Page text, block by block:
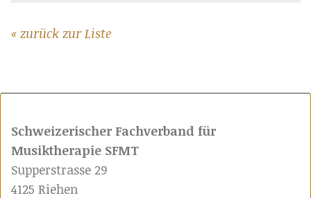
« zurück zur Liste
Schweizerischer Fachverband für
Musiktherapie SFMT
Supperstrasse 29
4125 Riehen